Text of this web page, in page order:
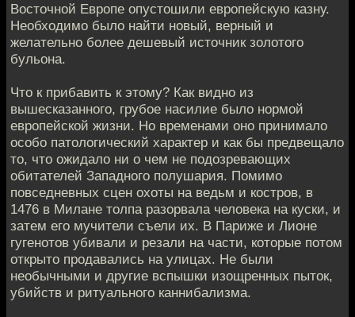
Восточной Европе опустошили европейскую казну.
Необходимо было найти новый, верный и
желательно более дешевый источник золотого
бульона.
Что к прибавить к этому? Как видно из
вышесказанного, грубое насилие было нормой
европейской жизни. Но временами оно принимало
особо патологический характер и как бы предвещало
то, что ожидало ни о чем не подозревающих
обитателей Западного полушария. Помимо
повседневных сцен охоты на ведьм и костров, в
1476 в Милане толпа разорвала человека на куски, и
затем его мучители съели их. В Париже и Лионе
гугенотов убивали и резали на части, которые потом
открыто продавались на улицах. Не были
необычными и другие вспышки изощренных пыток,
убийств и ритуального каннибализма.